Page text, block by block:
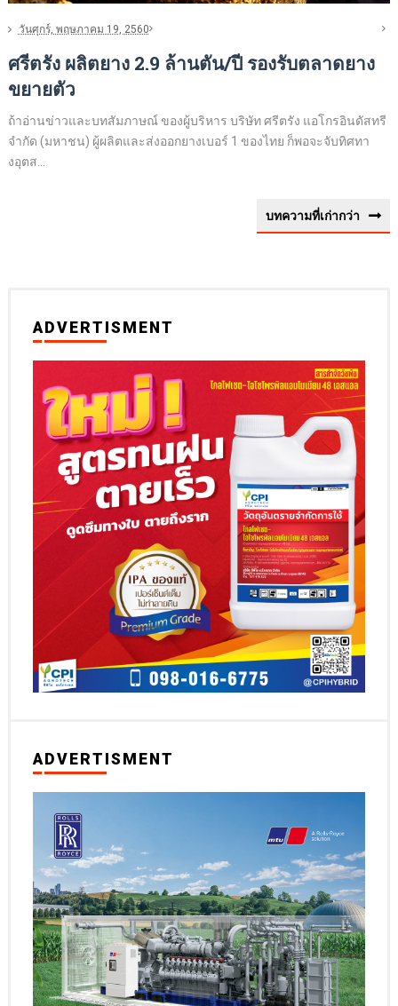
วันศุกร์, พฤษภาคม 19, 2560
ศรีตรัง ผลิตยาง 2.9 ล้านตัน/ปี รองรับตลาดยาง
ขยายตัว
ถ้าอ่านข่าวและบทสัมภาษณ์ ของผู้บริหาร บริษัท ศรีตรัง แอโกรอินดัสทรี
จำกัด (มหาชน) ผู้ผลิตและส่งออกยางเบอร์ 1 ของไทย ก็พอจะจับทิศทา
งอุตส...
บทความที่เก่ากว่า
ADVERTISMENT
ADVERTISMENT